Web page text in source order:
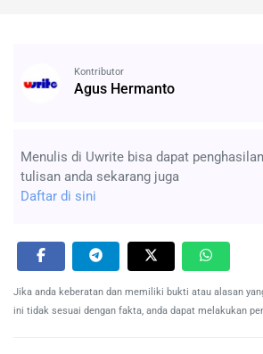
Kontributor
Agus Hermanto
Menulis di Uwrite bisa dapat
tulisan anda sekarang juga
Daftar di sini
Jika anda keberatan dan memiliki bukti atau alasan
ini tidak sesuai dengan fakta, anda dapat melakukan